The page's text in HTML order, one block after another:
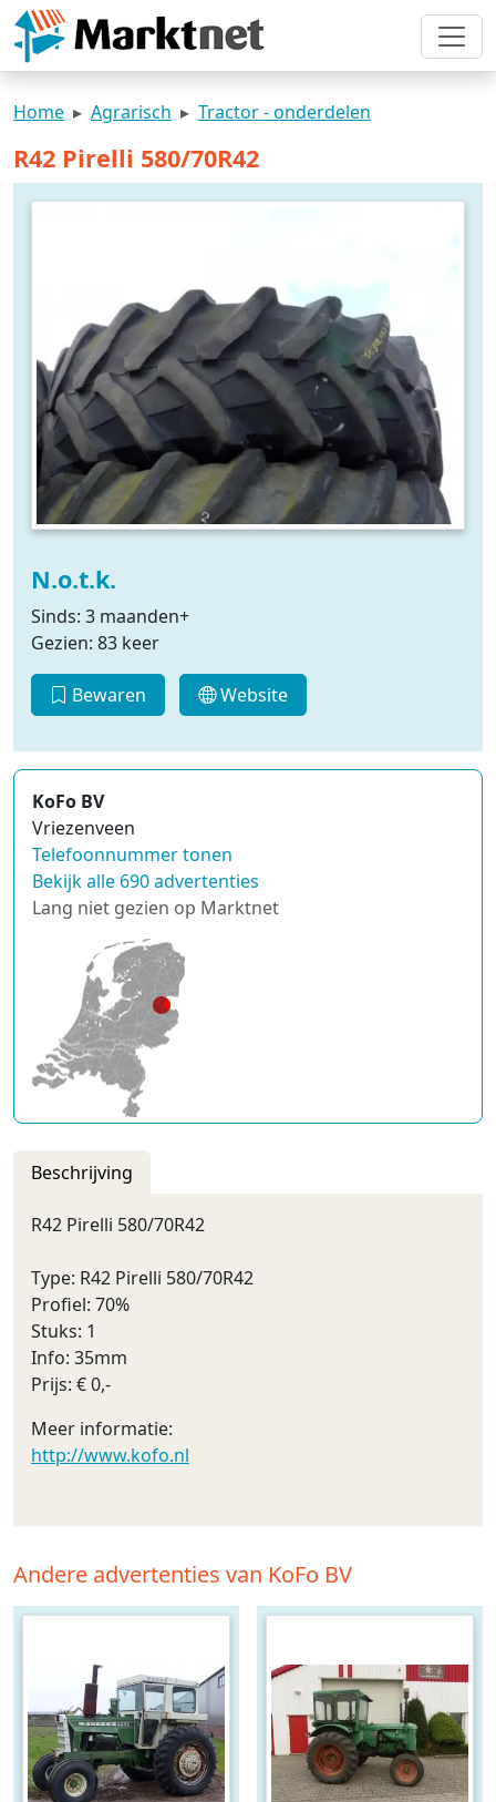
Home Agrarisch Tractor - onderdelen
R42 Pirelli 580/70R42
N.o.t.k.
Sinds: 3 maanden+
Gezien: 83 keer
Bewaren Website
KoFo BV
Vriezenveen
Telefoonnummer tonen
Bekijk alle 690 advertenties
Lang niet gezien op Marktnet
Beschrijving
R42 Pirelli 580/70R42
Type: R42 Pirelli 580/70R42
Profiel: 70%
Stuks: 1
Info: 35mm
Prijs: € 0,-
Meer informatie:
http://www.kofo.nl
Andere advertenties van KoFo BV